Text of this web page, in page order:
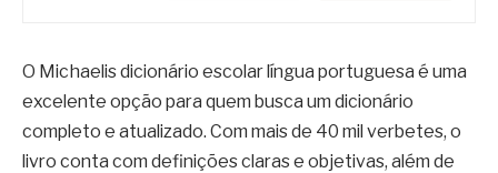
O Michaelis dicionário escolar língua portuguesa é uma
excelente opção para quem busca um dicionário
completo e atualizado. Com mais de 40 mil verbetes, o
livro conta com definições claras e objetivas, além de